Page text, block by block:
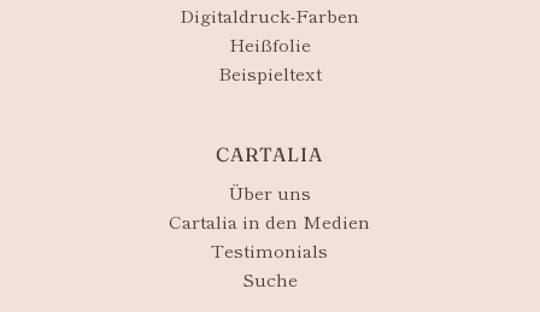
Digitaldruck-Farben
Heißfolie
Beispieltext
CARTALIA
Über uns
Cartalia in den Medien
Testimonials
Suche